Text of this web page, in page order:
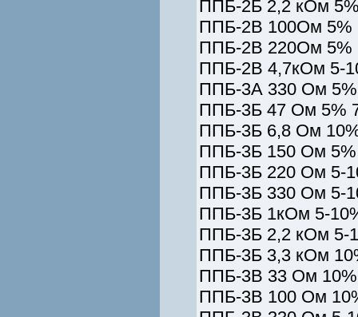
ППБ-2Б 2,2 кОм
ППБ-2В 100Ом 5%
ППБ-2В 220Ом 5%
ППБ-2В 4,7кОм 5-
ППБ-3А 330 Ом 5%
ППБ-3Б 47 Ом 5%
ППБ-3Б 6,8 Ом
ППБ-3Б 150 Ом 5%
ППБ-3Б 220 Ом 5-
ППБ-3Б 330 Ом 5-
ППБ-3Б 1кОм 5-
ППБ-3Б 2,2 кОм 5-
ППБ-3Б 3,3 кОм
ППБ-3В 33 Ом 10%
ППБ-3В 100 Ом